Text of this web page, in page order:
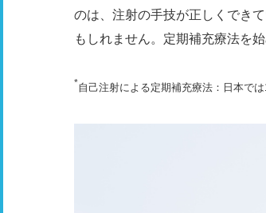
のは、注射の手技が正しくでき
もしれません。定期補充療法を
*自己注射による定期補充療法：日本で